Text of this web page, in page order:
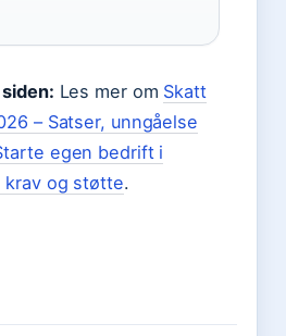
Les mer om Skatt
– Satser, unngåelse
egen bedrift i
krav og støtte.